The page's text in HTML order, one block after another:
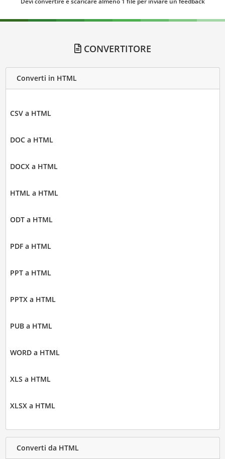
CONVERTITORE
Converti in HTML
CSV a HTML
DOC a HTML
DOCX a HTML
HTML a HTML
ODT a HTML
PDF a HTML
PPT a HTML
PPTX a HTML
PUB a HTML
WORD a HTML
XLS a HTML
XLSX a HTML
Converti da HTML